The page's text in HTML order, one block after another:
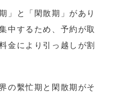
」と「閑散期」があり
中するため、予約が取
金により引っ越しが割
の繫忙期と閑散期がそ